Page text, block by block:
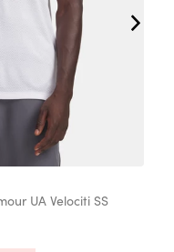
UA Velociti SS